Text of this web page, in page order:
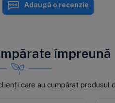
Adaugă o recenzie
împreună
care au cumpărat produsul